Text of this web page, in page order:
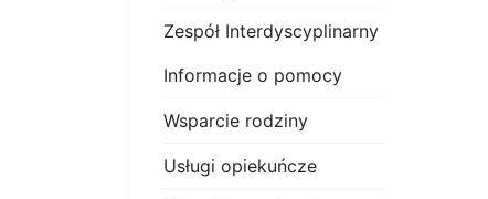
Zespół Interdyscyplinarny
Informacje o pomocy
Wsparcie rodziny
Usługi opiekuńcze